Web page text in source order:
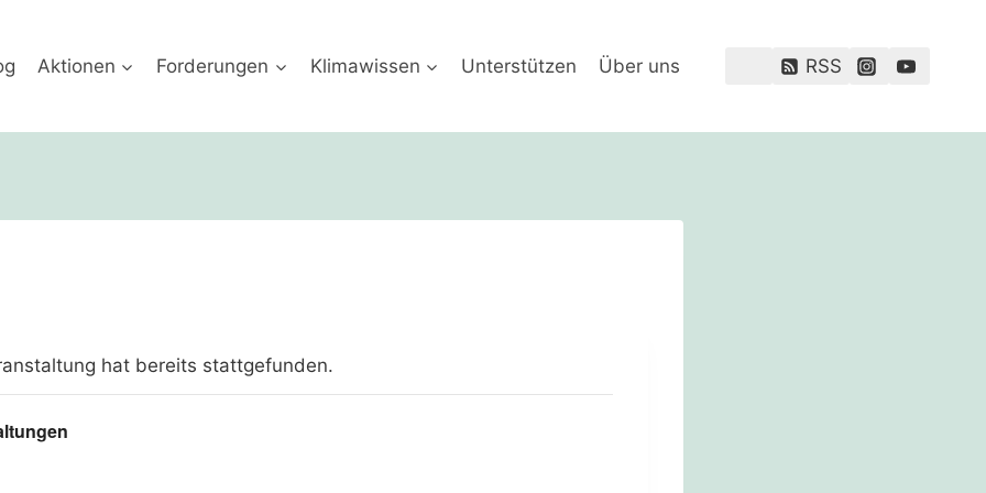
Aktionen Forderungen Klimawissen Unterstützen Über uns RSS
hat bereits stattgefunden.